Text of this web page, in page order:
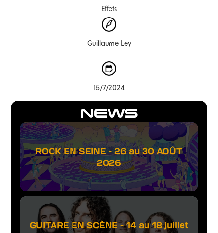
NEWS
ROCK EN SEINE - 26 au 30 AOÛT
2026
GUITARE EN SCÈNE - 14 au 18 juillet
Effets
Guillaume Ley
15/7/2024